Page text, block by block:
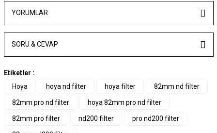
YORUMLAR
SORU & CEVAP
Etiketler :
Hoya
hoya nd filter hoya filter 82mm nd filter
82mm pro nd filter hoya 82mm pro nd filter
82mm pro filter nd200 filter pro nd200 filter